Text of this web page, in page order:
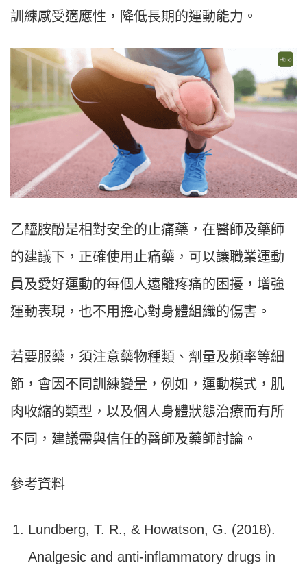
訓練感受適應性，降低長期的運動能力。
乙醯胺酚是相對安全的止痛藥，在醫師及藥師
的建議下，正確使用止痛藥，可以讓職業運動
員及愛好運動的每個人遠離疼痛的困擾，增強
運動表現，也不用擔心對身體組織的傷害。
若要服藥，須注意藥物種類、劑量及頻率等細
節，會因不同訓練變量，例如，運動模式，肌
肉收縮的類型，以及個人身體狀態治療而有所
不同，建議需與信任的醫師及藥師討論。
參考資料
Lundberg, T. R., & Howatson, G. (2018).
Analgesic and anti-inflammatory drugs in